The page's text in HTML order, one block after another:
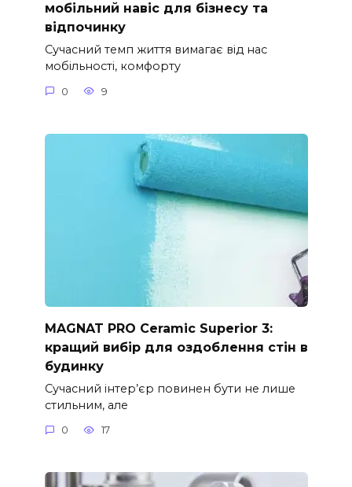
мобільний навіс для бізнесу та
відпочинку
Сучасний темп життя вимагає від нас
мобільності, комфорту
0 9
MAGNAT PRO Ceramic Superior 3:
кращий вибір для оздоблення стін в
будинку
Сучасний інтер’єр повинен бути не лише
стильним, але
0 17